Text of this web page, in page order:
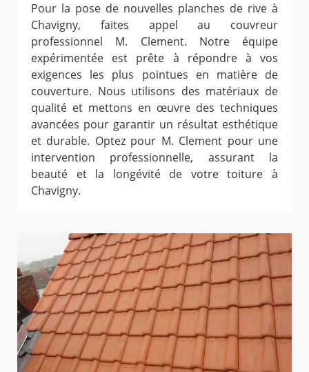
Pour la pose de nouvelles planches de rive à
Chavigny, faites appel au couvreur
professionnel M. Clement. Notre équipe
expérimentée est prête à répondre à vos
exigences les plus pointues en matière de
couverture. Nous utilisons des matériaux de
qualité et mettons en œuvre des techniques
avancées pour garantir un résultat esthétique
et durable. Optez pour M. Clement pour une
intervention professionnelle, assurant la
beauté et la longévité de votre toiture à
Chavigny.